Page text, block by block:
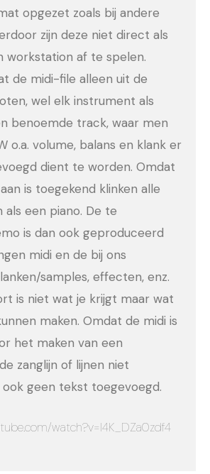
opgezet zoals bij andere
zijn deze niet direct als
workstation af te spelen.
de midi-file alleen uit de
wel elk instrument als
benoemde track, waar men
o.a. volume, balans en klank er
dient te worden. Omdat
is toegekend klinken alle
een piano. De te
is dan ook geproduceerd
midi en de bij ons
samples, effecten, enz.
is niet wat je krijgt maar wat
maken. Omdat de midi is
het maken van een
zanglijn of lijnen niet
geen tekst toegevoegd.
watch?v=l4K_DZa0zdf4